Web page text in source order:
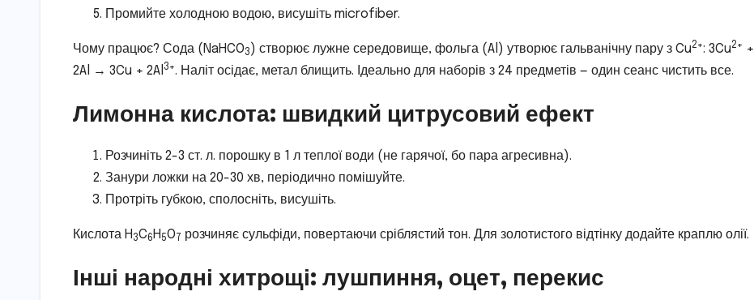
Промийте холодною водою, висушіть microfiber.
Чому працює? Сода (NaHCO3 ) створює лужне середовище, фольга (Al) утворює гальванічну пару з Cu2+: 3Cu2+ +
2Al → 3Cu + 2Al 3+. Наліт осідає, метал блищить. Ідеально для наборів з 24 предметів — один сеанс чистить все.
Лимонна кислота: швидкий цитрусовий ефект
Розчиніть 2-3 ст. л. порошку в 1 л теплої води (не гарячої, бо пара агресивна).
Занури ложки на 20-30 хв, періодично помішуйте.
Протріть губкою, сполосніть, висушіть.
Кислота H 3C6 H 5O 7 розчиняє сульфіди, повертаючи сріблястий тон. Для золотистого відтінку додайте краплю олії.
Інші народні хитрощі: лушпиння, оцет, перекис